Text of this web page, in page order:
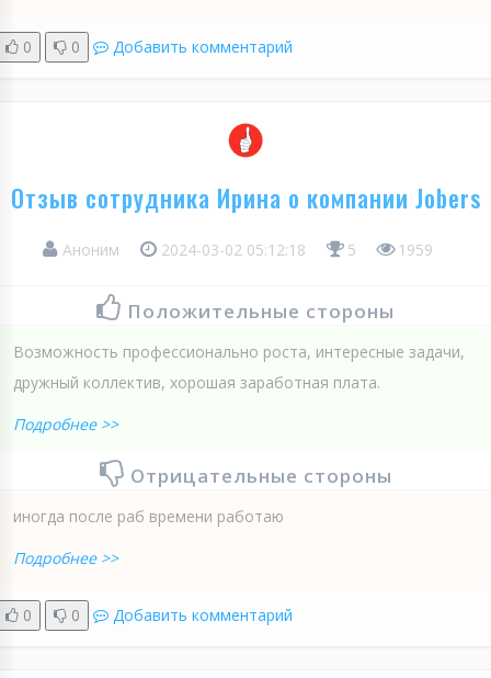
0 0 Добавить комментарий
Отзыв сотрудника Ирина о компании Jobers
Аноним 2024-03-02 05:12:18 5 1959
Положительные стороны
Возможность профессионально роста, интересные задачи,
дружный коллектив, хорошая заработная плата.
Подробнее >>
Отрицательные стороны
иногда после раб времени работаю
Подробнее >>
0 0 Добавить комментарий